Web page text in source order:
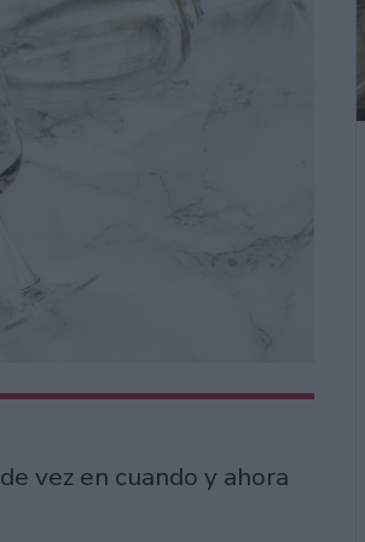
de vez en cuando y ahora